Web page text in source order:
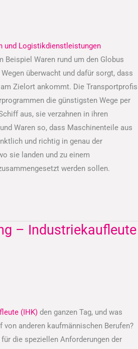
und Logistikdienstleistungen
Beispiel Waren rund um den Globus
überwacht und dafür sorgt, dass
Zielort ankommt. Die Transportprofis
die günstigsten Wege per
aus, sie verzahnen in ihren
Waren so, dass Maschinenteile aus
und richtig in genau der
sie landen und zu einem
werden sollen.
– Industriekaufleute
(IHK) den ganzen Tag, und was
von anderen kaufmännischen Berufen?
die speziellen Anforderungen der